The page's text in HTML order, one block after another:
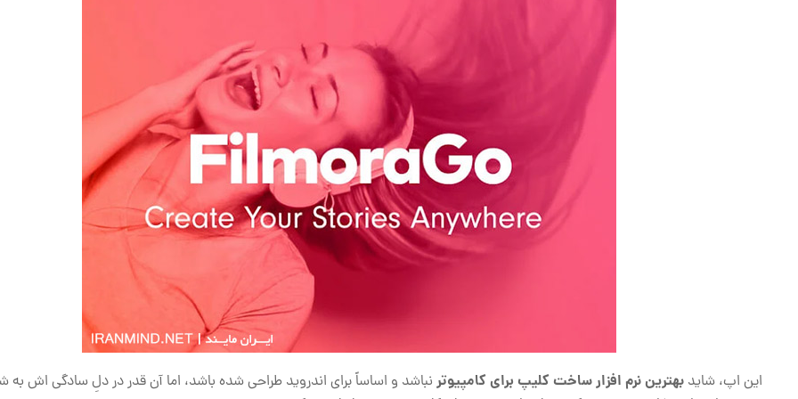
این اپ، شاید بهترین نرم افزار ساخت کلیپ برای کامپیوتر نباشد و اساساً برای اندروید طراحی شده باشد، اما آن قدر در دلِ سادگی اش به